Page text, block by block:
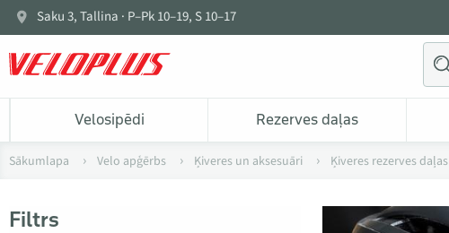
Saku 3, Tallina · P–Pk 10–19, S 10–17
Velosipēdi Rezerves daļas
Sākumlapa Velo apģērbs Ķiveres un aksesuāri Ķiveres rezerves daļas
Filtrs